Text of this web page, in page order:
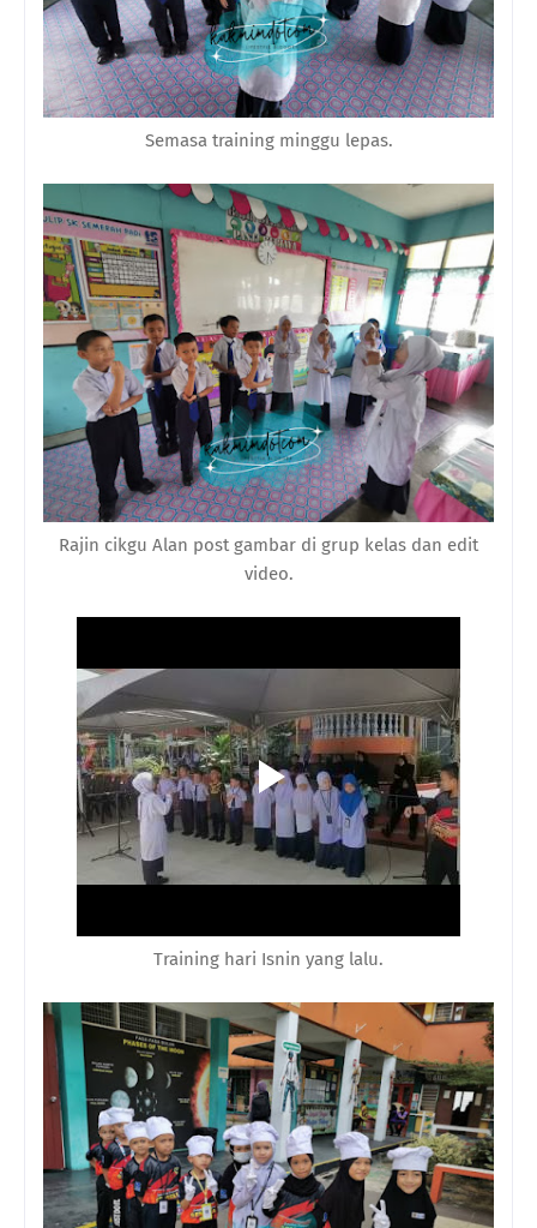
Semasa training minggu lepas.
Rajin cikgu Alan post gambar di grup kelas dan edit
video.
Training hari Isnin yang lalu.